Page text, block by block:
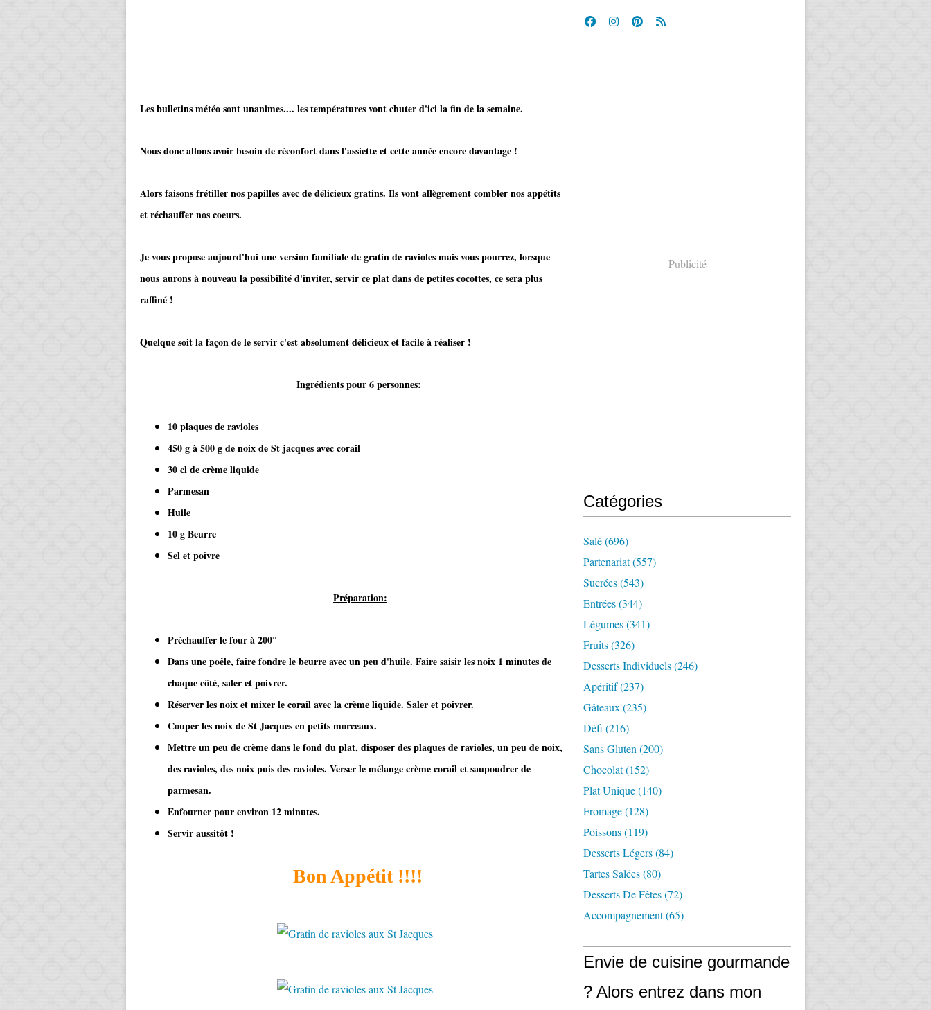
Les bulletins météo sont unanimes.... les températures vont chuter d'ici la fin de la semaine.
Nous donc allons avoir besoin de réconfort dans l'assiette et cette année encore davantage !
Alors faisons frétiller nos papilles avec de délicieux gratins. Ils vont allègrement combler nos appétits
et réchauffer nos coeurs.
Je vous propose aujourd'hui une version familiale de gratin de ravioles mais vous pourrez, lorsque
nous aurons à nouveau la possibilité d'inviter, servir ce plat dans de petites cocottes, ce sera plus
raffiné !
Quelque soit la façon de le servir c'est absolument délicieux et facile à réaliser !
Ingrédients pour 6 personnes:
10 plaques de ravioles
450 g à 500 g de noix de St jacques avec corail
30 cl de crème liquide
Parmesan
Huile
10 g Beurre
Sel et poivre
Préparation:
Préchauffer le four à 200°
Dans une poêle, faire fondre le beurre avec un peu d'huile. Faire saisir les noix 1 minutes de
chaque côté, saler et poivrer.
Réserver les noix et mixer le corail avec la crème liquide. Saler et poivrer.
Couper les noix de St Jacques en petits morceaux.
Mettre un peu de crème dans le fond du plat, disposer des plaques de ravioles, un peu de noix,
des ravioles, des noix puis des ravioles. Verser le mélange crème corail et saupoudrer de
parmesan.
Enfourner pour environ 12 minutes.
Servir aussitôt !
Bon Appétit !!!!
Publicité
Catégories
Salé(696)
Partenariat(557)
Sucrées(543)
Entrées(344)
Légumes(341)
Fruits(326)
Desserts Individuels(246)
Apéritif(237)
Gâteaux (235)
Défi (216)
Sans Gluten (200)
Chocolat(152)
Plat Unique(140)
Fromage(128)
Poissons(119)
Desserts Légers(84)
Tartes Salées(80)
Desserts De Fêtes(72)
Accompagnement(65)
Envie de cuisine gourmande
? Alors entrez dans mon